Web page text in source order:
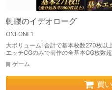
軋轢のイデオローグ
ONEONE1
大ボリューム! 合計で基本枚数270枚以
エッチCGのみで前作の全基本CG枚数
ゲーム
買